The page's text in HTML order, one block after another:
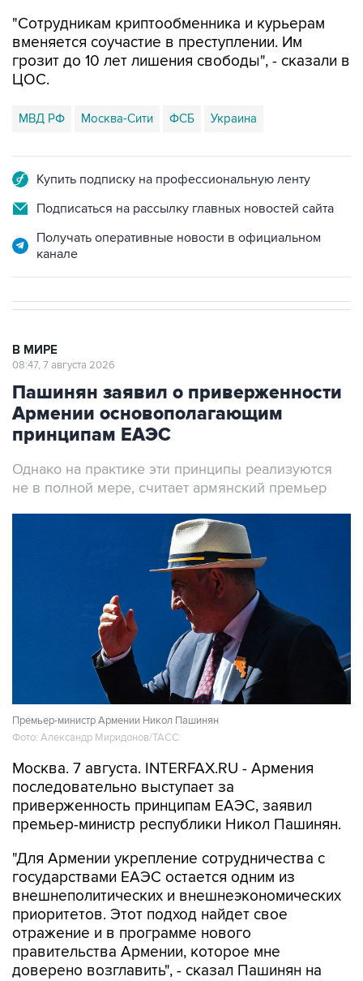
"Сотрудникам криптообменника и курьерам
вменяется соучастие в преступлении. Им
грозит до 10 лет лишения свободы", - сказали в
ЦОС.
МВД РФ Москва-Сити ФСБ Украина
Купить подписку на профессиональную ленту
Подписаться на рассылку главных новостей сайта
Получать оперативные новости в официальном
канале
В МИРЕ
08:47, 7 августа 2026
Пашинян заявил о приверженности
Армении основополагающим
принципам ЕАЭС
Однако на практике эти принципы реализуются
не в полной мере, считает армянский премьер
Премьер-министр Армении Никол Пашинян
Фото: Александр Миридонов/ТАСС
Москва. 7 августа. INTERFAX.RU - Армения
последовательно выступает за
приверженность принципам ЕАЭС, заявил
премьер-министр республики Никол Пашинян.
"Для Армении укрепление сотрудничества с
государствами ЕАЭС остается одним из
внешнеполитических и внешнеэкономических
приоритетов. Этот подход найдет свое
отражение и в программе нового
правительства Армении, которое мне
доверено возглавить", - сказал Пашинян на